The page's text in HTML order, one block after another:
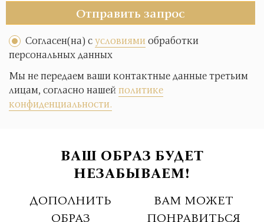
Отправить запрос
Согласен(на) сусловиямиобработки
персональных данных
Мы не передаем ваши контактные данные третьим
лицам, согласно нашейполитике
конфиденциальности.
ВАШ ОБРАЗ БУДЕТ
НЕЗАБЫВАЕМ!
ДОПОЛНИТЬ
ОБРАЗ
ВАМ МОЖЕТ
ПОНРАВИТЬСЯ